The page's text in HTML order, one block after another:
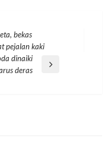
bekas
pejalan kaki
dinaiki
deras